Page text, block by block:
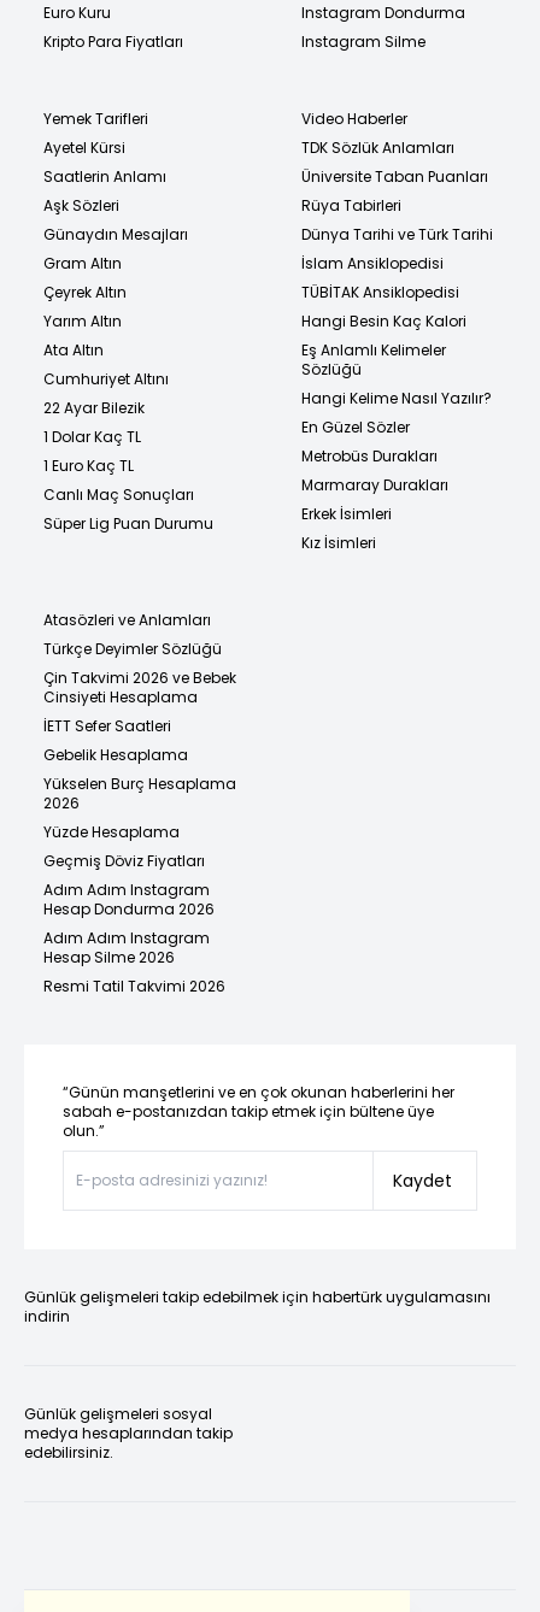
Euro Kuru
Kripto Para Fiyatları
Instagram Dondurma
Instagram Silme
Yemek Tarifleri
Ayetel Kürsi
Saatlerin Anlamı
Aşk Sözleri
Günaydın Mesajları
Gram Altın
Çeyrek Altın
Yarım Altın
Ata Altın
Cumhuriyet Altını
22 Ayar Bilezik
1 Dolar Kaç TL
1 Euro Kaç TL
Canlı Maç Sonuçları
Süper Lig Puan Durumu
Video Haberler
TDK Sözlük Anlamları
Üniversite Taban Puanları
Rüya Tabirleri
Dünya Tarihi ve Türk Tarihi
İslam Ansiklopedisi
TÜBİTAK Ansiklopedisi
Hangi Besin Kaç Kalori
Eş Anlamlı Kelimeler
Sözlüğü
Hangi Kelime Nasıl Yazılır?
En Güzel Sözler
Metrobüs Durakları
Marmaray Durakları
Erkek İsimleri
Kız İsimleri
Atasözleri ve Anlamları
Türkçe Deyimler Sözlüğü
Çin Takvimi 2026 ve Bebek
Cinsiyeti Hesaplama
İETT Sefer Saatleri
Gebelik Hesaplama
Yükselen Burç Hesaplama
2026
Yüzde Hesaplama
Geçmiş Döviz Fiyatları
Adım Adım Instagram
Hesap Dondurma 2026
Adım Adım Instagram
Hesap Silme 2026
Resmi Tatil Takvimi 2026
“Günün manşetlerini ve en çok okunan haberlerini her
sabah e-postanızdan takip etmek için bültene üye
olun.”
Kaydet
Günlük gelişmeleri takip edebilmek için habertürk uygulamasını
indirin
Günlük gelişmeleri sosyal
medya hesaplarından takip
edebilirsiniz.